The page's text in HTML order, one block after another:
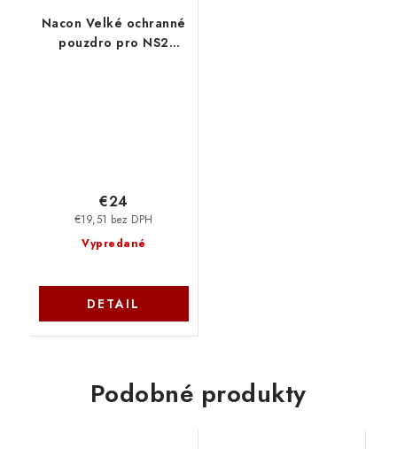
Nacon Velké ochranné
pouzdro pro NS2
Vypredané
€19,51 bez DPH
€24
DETAIL
Podobné produkty